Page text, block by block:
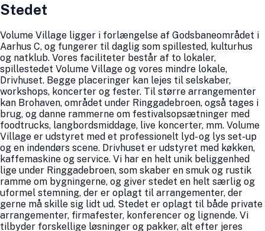
Stedet
Volume Village ligger i forlængelse af Godsbaneområdet i
Aarhus C, og fungerer til daglig som spillested, kulturhus
og natklub. Vores faciliteter består af to lokaler,
spillestedet Volume Village og vores mindre lokale,
Drivhuset. Begge placeringer kan lejes til selskaber,
workshops, koncerter og fester. Til større arrangementer
kan Brohaven, området under Ringgadebroen, også tages i
brug, og danne rammerne om festivalsopsætninger med
foodtrucks, langbordsmiddage, live koncerter, mm. Volume
Village er udstyret med et professionelt lyd- og lys set-up
og en indendørs scene. Drivhuset er udstyret med køkken,
kaffemaskine og service. Vi har en helt unik beliggenhed
lige under Ringgadebroen, som skaber en smuk og rustik
ramme om bygningerne, og giver stedet en helt særlig og
uformel stemning, der er oplagt til arrangementer, der
gerne må skille sig lidt ud. Stedet er oplagt til både private
arrangementer, firmafester, konferencer og lignende. Vi
tilbyder forskellige løsninger og pakker, alt efter jeres